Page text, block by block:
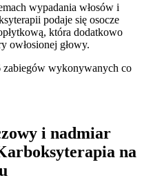
wypadania włosów i
podaje się osocze
która dodatkowo
owłosionej głowy.
zabiegów wykonywanych co
i nadmiar
na